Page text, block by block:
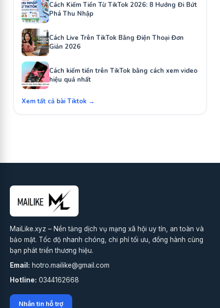
Cách Kiếm Tiền Từ TikTok 2026: 8 Hướng Đi Bứt
Phá Thu Nhập
Cách Live Trên TikTok Bằng Điện Thoại Đơn
Giản 2026
Cách kiếm tiền trên TikTok bằng cách xem video
hiệu quả nhất
Xem tất cả bài Tiktok →
MaiLike.xyz – Nền tảng dịch vụ mạng xã hội uy tín, an toàn và
bảo mật. Tốc độ nhanh chóng, chi phí tối ưu, đồng hành cùng
bạn phát triển thương hiệu.
Email: hotro.mailike@gmail.com
Hotline: 0344162668
Nhắn tin hỗ trợ